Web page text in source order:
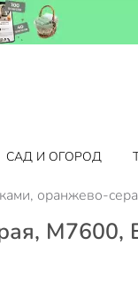
САД И ОГОРОД
оранжево-
М7600,